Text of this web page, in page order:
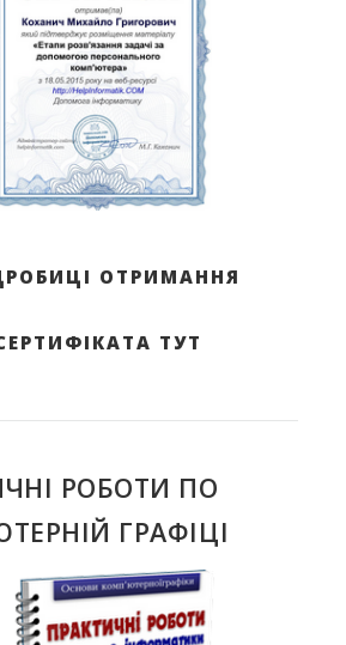
ОТРИМАННЯ
ТУТ
РОБОТИ ПО
ГРАФІЦІ